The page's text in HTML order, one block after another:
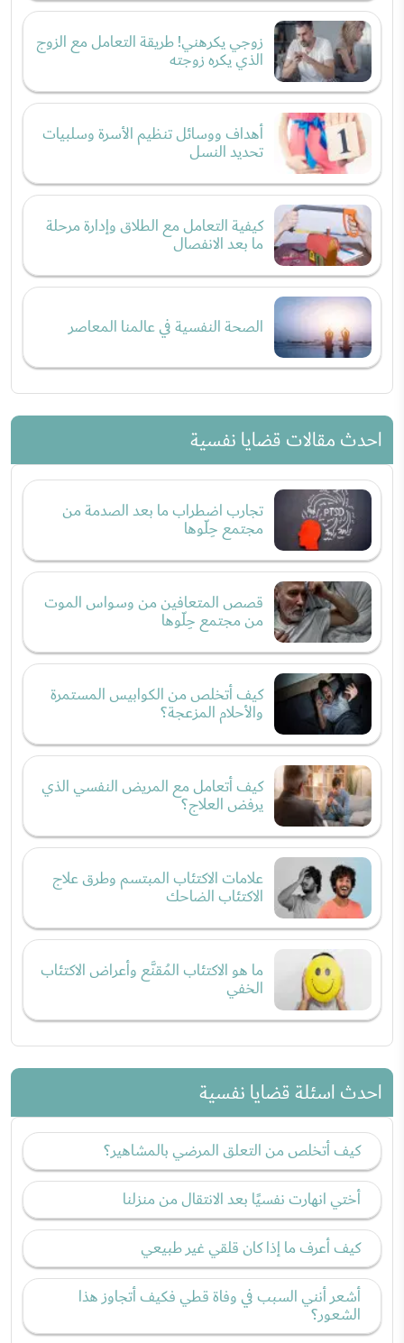
زوجي يكرهني! طريقة التعامل مع الزوج
الذي يكره زوجته
أهداف ووسائل تنظيم الأسرة وسلبيات
تحديد النسل
كيفية التعامل مع الطلاق وإدارة مرحلة
ما بعد الانفصال
الصحة النفسية في عالمنا المعاصر
احدث مقالات قضايا نفسية
تجارب اضطراب ما بعد الصدمة من
مجتمع حِلّوها
قصص المتعافين من وسواس الموت
من مجتمع حِلّوها
كيف أتخلص من الكوابيس المستمرة
والأحلام المزعجة؟
كيف أتعامل مع المريض النفسي الذي
يرفض العلاج؟
علامات الاكتئاب المبتسم وطرق علاج
الاكتئاب الضاحك
ما هو الاكتئاب المُقنَّع وأعراض الاكتئاب
الخفي
احدث اسئلة قضايا نفسية
كيف أتخلص من التعلق المرضي بالمشاهير؟
أختي انهارت نفسيًا بعد الانتقال من منزلنا
كيف أعرف ما إذا كان قلقي غير طبيعي
أشعر أنني السبب في وفاة قطي فكيف أتجاوز هذا
الشعور؟